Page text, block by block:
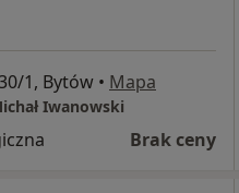
1, Bytów • Mapa
Iwanowski
Brak ceny